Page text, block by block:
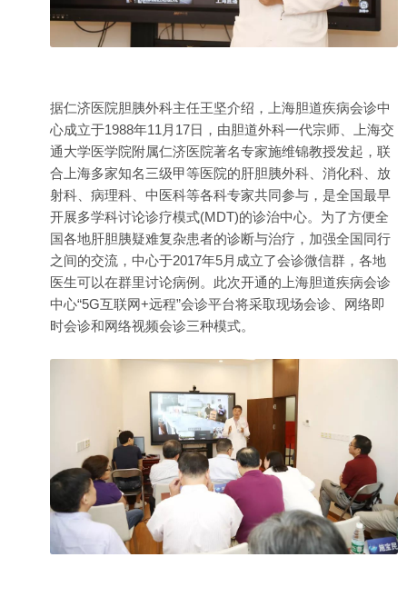
据仁济医院胆胰外科主任王坚介绍，上海胆道疾病会诊中
心成立于1988年11月17日，由胆道外科一代宗师、上海交
通大学医学院附属仁济医院著名专家施维锦教授发起，联
合上海多家知名三级甲等医院的肝胆胰外科、消化科、放
射科、病理科、中医科等各科专家共同参与，是全国最早
开展多学科讨论诊疗模式(MDT)的诊治中心。为了方便全
国各地肝胆胰疑难复杂患者的诊断与治疗，加强全国同行
之间的交流，中心于2017年5月成立了会诊微信群，各地
医生可以在群里讨论病例。此次开通的上海胆道疾病会诊
中心“5G互联网+远程”会诊平台将采取现场会诊、网络即
时会诊和网络视频会诊三种模式。